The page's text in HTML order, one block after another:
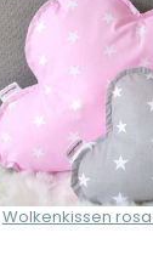
Wolkenkissen